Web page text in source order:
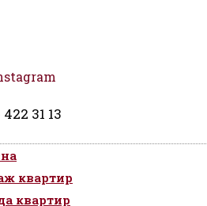
31 13
квартир
квартир